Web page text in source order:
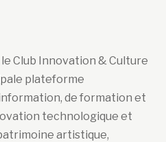
Club Innovation & Culture
plateforme
de formation et
technologique et
artistique,